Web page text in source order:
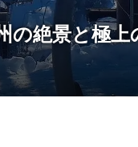
絶景と極